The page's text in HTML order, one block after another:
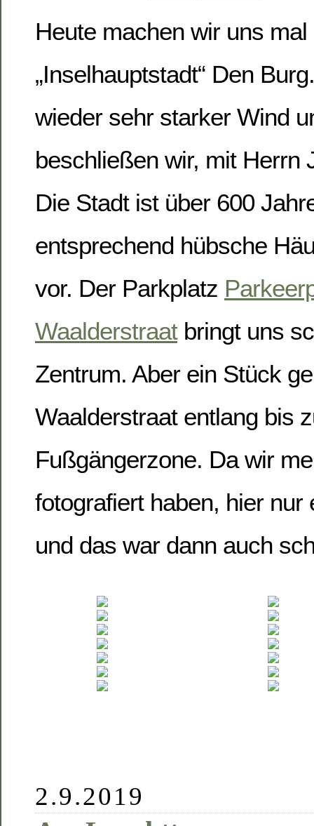
Heute machen wir uns mal
„Inselhauptstadt“ Den
wieder sehr starker Wind
beschließen wir, mit Herrn
Die Stadt ist über 600
entsprechend hübsche
vor. Der Parkplatz
Waalderstraatbringt uns
Zentrum. Aber ein Stück
Waalderstraat entlang bis
Fußgängerzone. Da wir
fotografiert haben, hier nur
und das war dann auch
2.9.2019